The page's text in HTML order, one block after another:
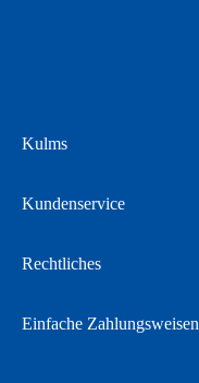
Kulms
Kundenservice
Rechtliches
Einfache Zahlungsweisen